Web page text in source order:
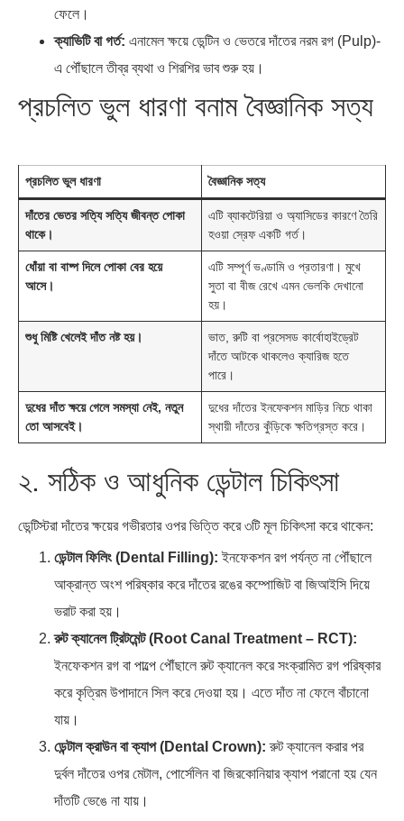
ফেলে।
ক্যাভিটি বা গর্ত: এনামেল ক্ষয়ে ডেন্টিন ও ভেতরে দাঁতের নরম রগ (Pulp)-
এ পৌঁছালে তীব্র ব্যথা ও শিরশির ভাব শুরু হয়।
প্রচলিত ভুল ধারণা বনাম বৈজ্ঞানিক সত্য
প্রচলিত ভুল ধারণা বৈজ্ঞানিক সত্য
দাঁতের ভেতর সত্যি সত্যি জীবন্ত পোকা
থাকে।
এটি ব্যাকটেরিয়া ও অ্যাসিডের কারণে তৈরি
হওয়া স্রেফ একটি গর্ত।
ধোঁয়া বা বাষ্প দিলে পোকা বের হয়ে
আসে।
এটি সম্পূর্ণ ভণ্ডামি ও প্রতারণা। মুখে
সুতা বা বীজ রেখে এমন ভেলকি দেখানো
হয়।
শুধু মিষ্টি খেলেই দাঁত নষ্ট হয়।
ভাত, রুটি বা প্রসেসড কার্বোহাইড্রেট
দাঁতে আটকে থাকলেও ক্যারিজ হতে
পারে।
দুধের দাঁত ক্ষয়ে গেলে সমস্যা নেই, নতুন
তো আসবেই।
দুধের দাঁতের ইনফেকশন মাড়ির নিচে থাকা
স্থায়ী দাঁতের কুঁড়িকে ক্ষতিগ্রস্ত করে।
২. সঠিক ও আধুনিক ডেন্টাল চিকিৎসা
ডেন্টিস্টরা দাঁতের ক্ষয়ের গভীরতার ওপর ভিত্তি করে ৩টি মূল চিকিৎসা করে থাকেন:
ডেন্টাল ফিলিং (Dental Filling): ইনফেকশন রগ পর্যন্ত না পৌঁছালে
আক্রান্ত অংশ পরিষ্কার করে দাঁতের রঙের কম্পোজিট বা জিআইসি দিয়ে
ভরাট করা হয়।
রুট ক্যানেল ট্রিটমেন্ট (Root Canal Treatment – RCT):
ইনফেকশন রগ বা পাল্পে পৌঁছালে রুট ক্যানেল করে সংক্রামিত রগ পরিষ্কার
করে কৃত্রিম উপাদানে সিল করে দেওয়া হয়। এতে দাঁত না ফেলে বাঁচানো
যায়।
ডেন্টাল ক্রাউন বা ক্যাপ (Dental Crown): রুট ক্যানেল করার পর
দুর্বল দাঁতের ওপর মেটাল, পোর্সেলিন বা জিরকোনিয়ার ক্যাপ পরানো হয় যেন
দাঁতটি ভেঙে না যায়।